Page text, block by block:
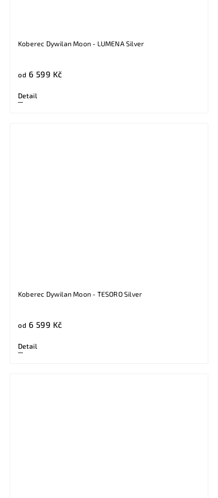
Koberec Dywilan Moon - LUMENA Silver
od 6 599 Kč
Detail
Koberec Dywilan Moon - TESORO Silver
od 6 599 Kč
Detail